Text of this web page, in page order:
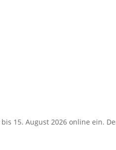
bis 15. August 2026 online ein.